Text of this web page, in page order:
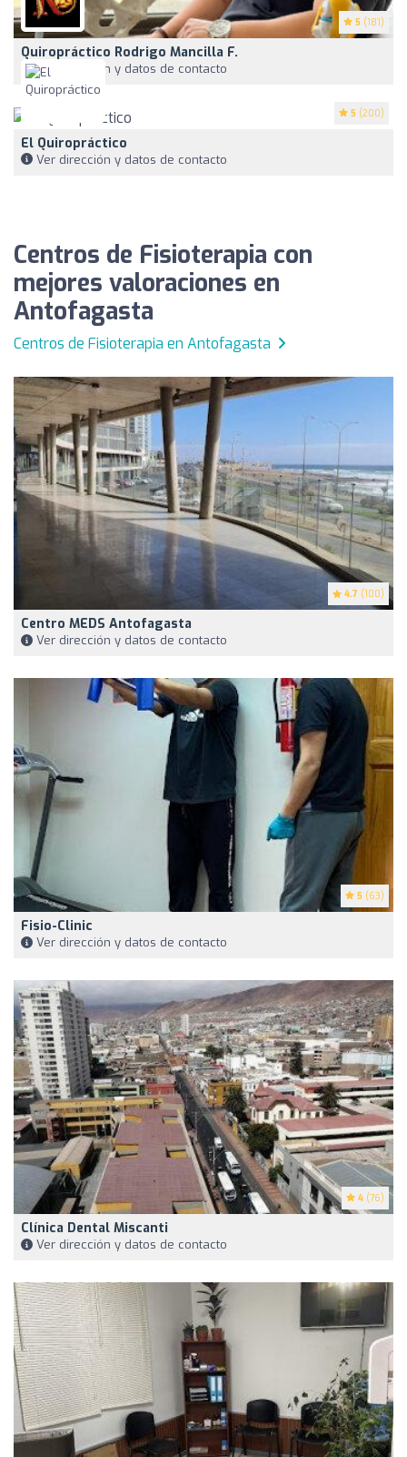
5 (181)
Quiropráctico Rodrigo Mancilla F.
Ver dirección y datos de contacto
5 (200)
El Quiropráctico
Ver dirección y datos de contacto
Centros de Fisioterapia con
mejores valoraciones en
Antofagasta
Centros de Fisioterapia en Antofagasta
4.7 (100)
Centro MEDS Antofagasta
Ver dirección y datos de contacto
5 (63)
Fisio-Clinic
Ver dirección y datos de contacto
4 (76)
Clínica Dental Miscanti
Ver dirección y datos de contacto